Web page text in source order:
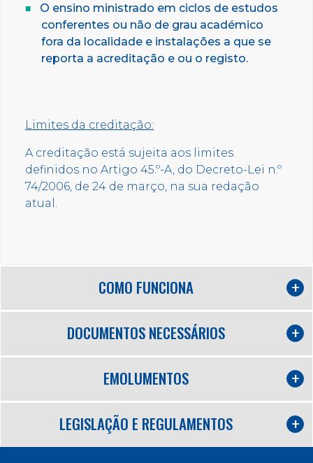
O ensino ministrado em ciclos de estudos
conferentes ou não de grau académico
fora da localidade e instalações a que se
reporta a acreditação e ou o registo.
Limites da creditação:
A creditação está sujeita aos limites
definidos no Artigo 45.º-A, do Decreto-Lei n.º
74/2006, de 24 de março, na sua redação
atual.
COMO FUNCIONA
DOCUMENTOS NECESSÁRIOS
EMOLUMENTOS
LEGISLAÇÃO E REGULAMENTOS